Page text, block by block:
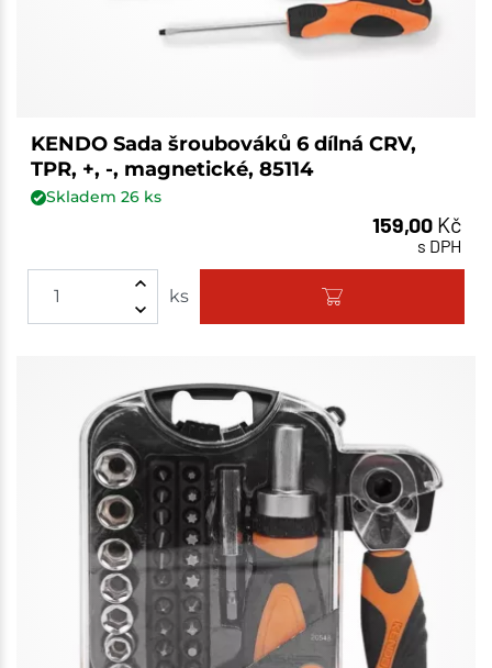
KENDO Sada šroubováků 6 dílná CRV,
TPR, +, -, magnetické, 85114
Skladem 26ks
159,00 Kč
s DPH
ks